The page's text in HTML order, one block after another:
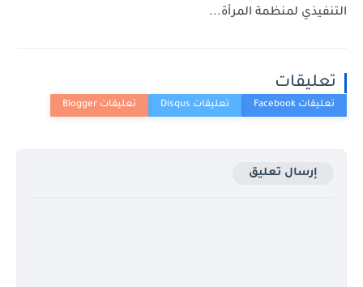
التنفيذي لمنظمة المرأة...
تعليقات
إرسال تعليق